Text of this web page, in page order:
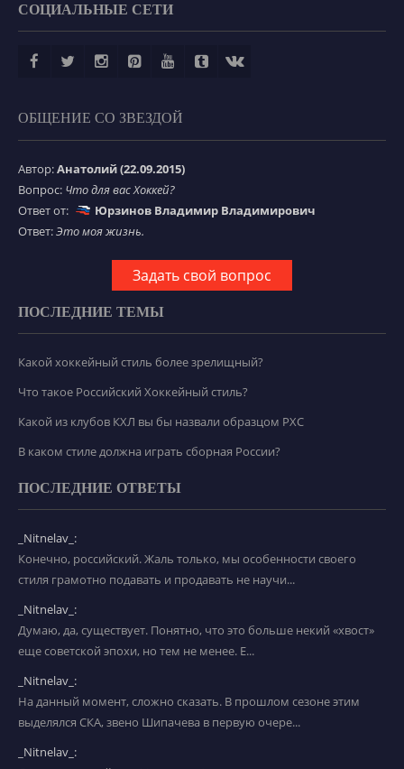
СОЦИАЛЬНЫЕ СЕТИ
ОБЩЕНИЕ СО ЗВЕЗДОЙ
Автор:Анатолий (22.09.2015)
Вопрос: Что для вас Хоккей?
Ответ от:
Юрзинов Владимир Владимирович
Ответ:Это моя жизнь.
Задать свой вопрос
ПОСЛЕДНИЕ ТЕМЫ
Какой хоккейный стиль более зрелищный?
Что такое Российский Хоккейный стиль?
Какой из клубов КХЛ вы бы назвали образцом РХС
В каком стиле должна играть сборная России?
ПОСЛЕДНИЕ ОТВЕТЫ
_Nitnelav_:
Конечно, российский. Жаль только, мы особенности своего
стиля грамотно подавать и продавать не научи...
_Nitnelav_:
Думаю, да, существует. Понятно, что это больше некий «хвост»
еще советской эпохи, но тем не менее. Е...
_Nitnelav_:
На данный момент, сложно сказать. В прошлом сезоне этим
выделялся СКА, звено Шипачева в первую очере...
_Nitnelav_: